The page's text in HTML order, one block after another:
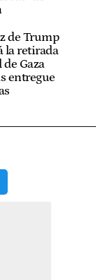
de Trump
la retirada
Gaza
entregue